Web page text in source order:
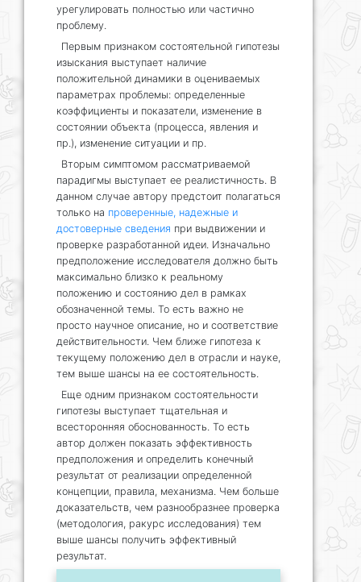
урегулировать полностью или частично
проблему.
Первым признаком состоятельной гипотезы
изыскания выступает наличие
положительной динамики в оцениваемых
параметрах проблемы: определенные
коэффициенты и показатели, изменение в
состоянии объекта (процесса, явления и
пр.), изменение ситуации и пр.
Вторым симптомом рассматриваемой
парадигмы выступает ее реалистичность. В
данном случае автору предстоит полагаться
только на проверенные, надежные и
достоверные сведения при выдвижении и
проверке разработанной идеи. Изначально
предположение исследователя должно быть
максимально близко к реальному
положению и состоянию дел в рамках
обозначенной темы. То есть важно не
просто научное описание, но и соответствие
действительности. Чем ближе гипотеза к
текущему положению дел в отрасли и науке,
тем выше шансы на ее состоятельность.
Еще одним признаком состоятельности
гипотезы выступает тщательная и
всесторонняя обоснованность. То есть
автор должен показать эффективность
предположения и определить конечный
результат от реализации определенной
концепции, правила, механизма. Чем больше
доказательств, чем разнообразнее проверка
(методология, ракурс исследования) тем
выше шансы получить эффективный
результат.